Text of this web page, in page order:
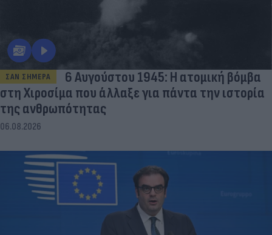
ΣΑΝ ΣΗΜΕΡΑ
6 Αυγούστου 1945: Η ατομική βόμβα
στη Χιροσίμα που άλλαξε για πάντα την ιστορία
της ανθρωπότητας
06.08.2026